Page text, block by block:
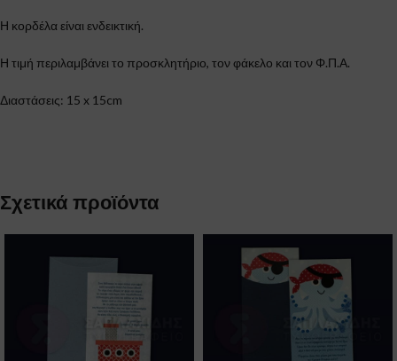
Η κορδέλα είναι ενδεικτική.
Η τιμή περιλαμβάνει το προσκλητήριο, τον φάκελο και τον Φ.Π.Α.
Διαστάσεις: 15 x 15cm
Σχετικά προϊόντα